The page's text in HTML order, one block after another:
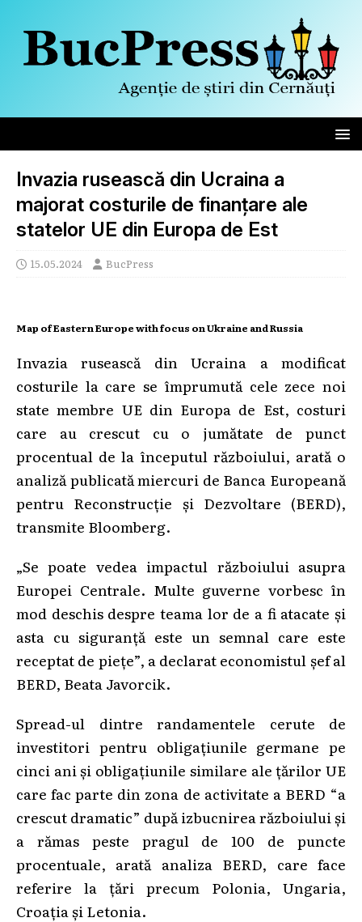
Invazia rusească din Ucraina a
majorat costurile de finanţare ale
statelor UE din Europa de Est
15.05.2024 BucPress
Map of Eastern Europe with focus on Ukraine and Russia
Invazia rusească din Ucraina a modificat
costurile la care se împrumută cele zece noi
state membre UE din Europa de Est, costuri
care au crescut cu o jumătate de punct
procentual de la începutul războiului, arată o
analiză publicată miercuri de Banca Europeană
pentru Reconstrucţie şi Dezvoltare (BERD),
transmite Bloomberg.
„Se poate vedea impactul războiului asupra
Europei Centrale. Multe guverne vorbesc în
mod deschis despre teama lor de a fi atacate şi
asta cu siguranţă este un semnal care este
receptat de pieţe”, a declarat economistul şef al
BERD, Beata Javorcik.
Spread-ul dintre randamentele cerute de
investitori pentru obligaţiunile germane pe
cinci ani şi obligaţiunile similare ale ţărilor UE
care fac parte din zona de activitate a BERD “a
crescut dramatic” după izbucnirea războiului şi
a rămas peste pragul de 100 de puncte
procentuale, arată analiza BERD, care face
referire la ţări precum Polonia, Ungaria,
Croaţia şi Letonia.